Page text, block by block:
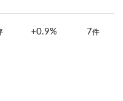
+0.9% 7件